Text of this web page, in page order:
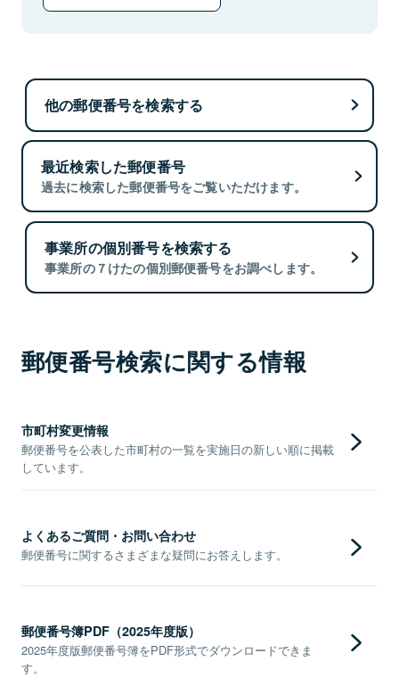
他の郵便番号を検索する
最近検索した郵便番号
過去に検索した郵便番号をご覧いただけます。
事業所の個別番号を検索する
事業所の７けたの個別郵便番号をお調べします。
郵便番号検索に関する情報
市町村変更情報
郵便番号を公表した市町村の一覧を実施日の新しい順に掲載
しています。
よくあるご質問・お問い合わせ
郵便番号に関するさまざまな疑問にお答えします。
郵便番号簿PDF（2025年度版）
2025年度版郵便番号簿をPDF形式でダウンロードできま
す。